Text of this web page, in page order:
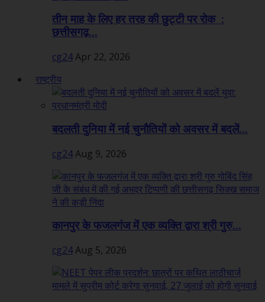
तीन माह के लिए हर तरह की छुट्टी पर रोक :
छत्तीसगढ़...
cg24Apr 22, 2026
राष्ट्रीय
बदलती दुनिया में नई चुनौतियों को अवसर में बदलें...
cg24Aug 9, 2026
कानपुर के फजलगंज में एक व्यक्ति द्वारा श्री गुरु...
cg24Aug 5, 2026